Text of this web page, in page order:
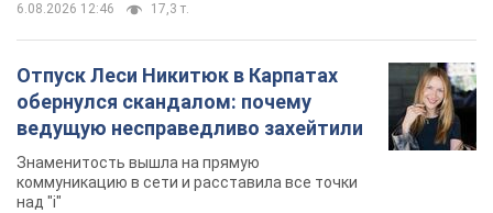
6.08.2026 12:46 17,3 т.
Отпуск Леси Никитюк в Карпатах
обернулся скандалом: почему
ведущую несправедливо захейтили
Знаменитость вышла на прямую
коммуникацию в сети и расставила все точки
над "i"